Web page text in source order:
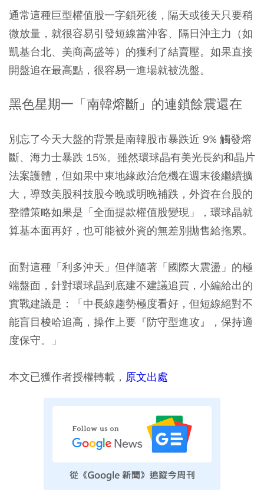
通常這種巨型權值股一字鎖死後，隔天或後天只要稍
微放量，就很容易引發短線當沖客、隔日沖主力（如
凱基台北、美商高盛等）的獲利了結賣壓。如果直接
開盤追在最高點，很容易一進場就被洗盤。
黑色星期一「南韓熔斷」的連鎖餘震還在
別忘了今天大盤的背景是南韓股市暴跌近 9% 觸發熔
斷、海力士暴跌 15%。雖然環球晶有美光長約和晶片
法案護體，但如果中東地緣政治危機在週末後繼續擴
大，導致美股科技股今晚或明晚補跌，外資在台股的
整體策略如果是「全面提款權值股變現」，環球晶就
算基本面再好，也可能被外資的無差別拋售給拖累。
面對這種「利多沖天」但伴隨著「國際大震盪」的極
端盤面，針對環球晶到底建不建議追買，小編給出的
實戰建議是：「中長線趨勢極度看好，但短線絕對不
能盲目梭哈追高，操作上要『防守型進攻』，保持適
度保守。」
本文已獲作者授權轉載， 原文出處